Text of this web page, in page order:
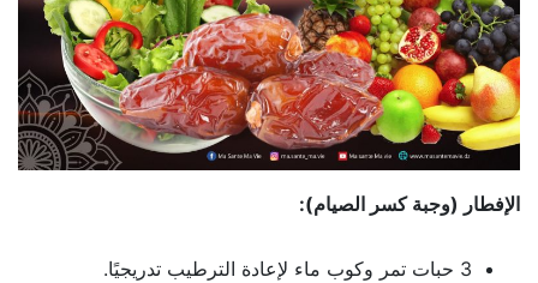
الإفطار (وجبة كسر الصيام):
3 حبات تمر وكوب ماء لإعادة الترطيب تدريجيًا.